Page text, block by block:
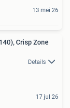
13 mei 26
Crisp Zone
Details
17 jul 26